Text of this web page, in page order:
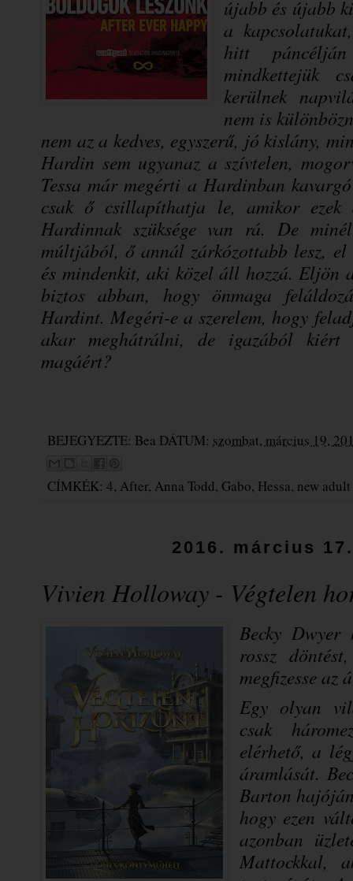
újabb és újabb
a
hitt
mindkettejük
kerülnek
nem is
nem az a kedves, egyszerű, jó kislány,
Hardin sem ugyanaz a szívtelen,
Tessa már megérti a Hardinban
csak ő csillapíthatja le, amikor ezek
Hardinnak szüksége van rá. De
múltjából, ő annál zárkózottabb lesz,
és mindenkit, aki közel áll hozzá. Eljön
biztos abban, hogy önmaga
Hardint. Megéri-e a szerelem, hogy
akar meghátrálni, de igazából
magáért?
BEJEGYEZTE: Bea DÁTUM: szombat, március 19,
CÍMKÉK: 4, After, Anna Todd, Gabo, Hessa, new adult
2016. március
Vivien Holloway - Végtelen
Becky Dwyer
rossz
megfizesse az
Egy olyan
csak
elérhető, a
áramlását.
Barton
hogy ezen
azonban
Mattockkal,